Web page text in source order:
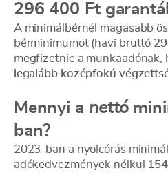
296 400 Ft
A minimálbérnél magasabb
bérminimumot (havi bruttó
megfizetnie a munkaadónak,
legalább középfokú
Mennyi a nettó
ban?
2023-ban a nyolcórás
adókedvezmények nélkül